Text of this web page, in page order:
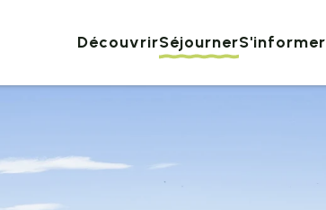
DécouvrirSéjournerS'informer